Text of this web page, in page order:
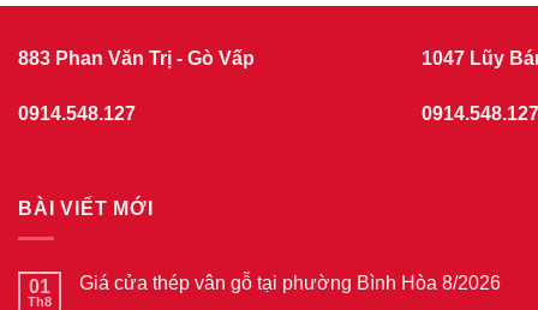
883 Phan Văn Trị - Gò Vấp
0914.548.127
1047 Lũy
0914.548.127
BÀI VIẾT MỚI
01
Th8
Giá cửa thép vân gỗ tại phường Bình Hòa 8/2026